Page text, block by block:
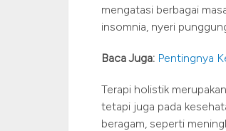
mengatasi berbagai
insomnia, nyeri
Baca Juga: Pentingnya
Terapi holistik
tetapi juga pada
beragam, seperti